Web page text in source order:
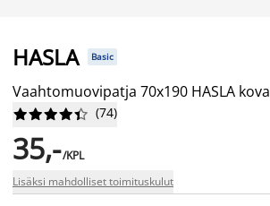
HASLA Basic
Vaahtomuovipatja 70x190 HASLA kova





 (74)
35,-/KPL
Lisäksi mahdolliset toimituskulut